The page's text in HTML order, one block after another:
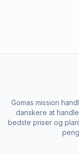
Gomas mission
danskere at
bedste priser og